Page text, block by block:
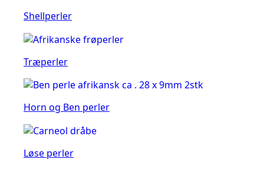
Shellperler
Træperler
Horn og Ben perler
Løse perler